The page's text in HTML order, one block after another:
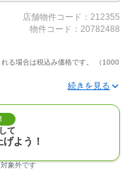
店舗物件コード：212355
物件コード：20782488
る場合は税込み価格です。 （1000
れている家具や車などは、特にコ
た情報です。
多少異なることがあります。
像の場合、今回販売の物件と異な
す。
ない項目もあります。
て
よう！
象外です